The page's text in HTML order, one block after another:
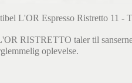
L'OR Espresso Ristretto 11 -
RISTRETTO taler til
oplevelse.